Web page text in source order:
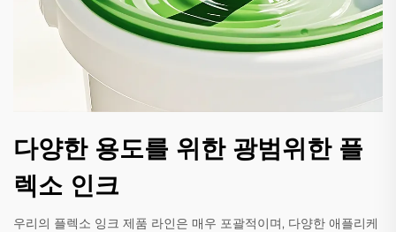
다양한 용도를 위한 광범위한 플
렉소 인크
우리의 플렉소 잉크 제품 라인은 매우 포괄적이며, 다양한 애플리케